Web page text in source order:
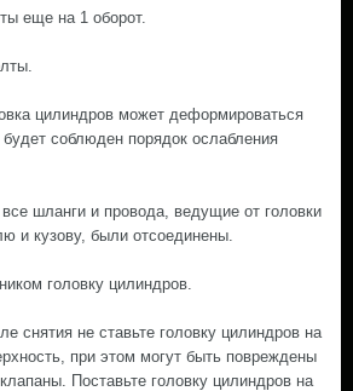
еще на 1 оборот.
цилиндров может деформироваться
соблюден порядок ослабления
шланги и провода, ведущие от головки
и кузову, были отсоединены.
головку цилиндров.
снятия не ставьте головку цилиндров на
при этом могут быть повреждены
Поставьте головку цилиндров на